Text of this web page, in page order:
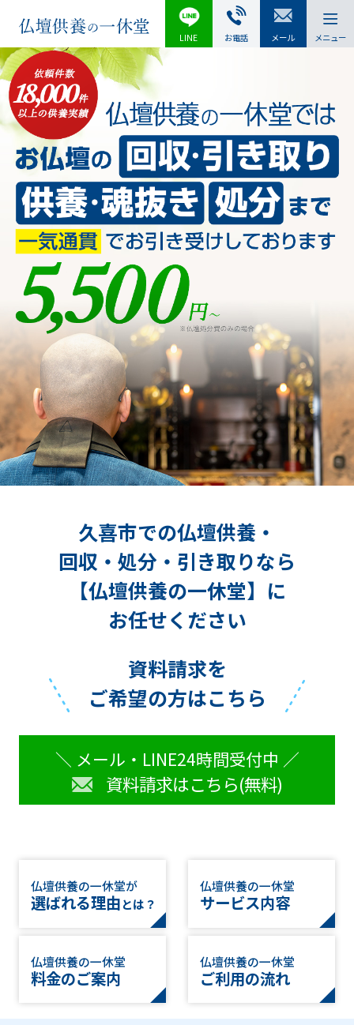
LINE お電話 メール メニュー
久喜市での仏壇供養・
回収・処分・引き取りなら
【仏壇供養の一休堂】に
お任せください
資料請求を
ご希望の方はこちら
＼ メール・LINE24時間受付中 ／
資料請求はこちら(無料)
仏壇供養の一休堂が
選ばれる理由とは？
仏壇供養の一休堂
サービス内容
仏壇供養の一休堂
料金のご案内
仏壇供養の一休堂
ご利用の流れ